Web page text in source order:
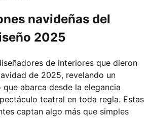
navideñas del
2025
de interiores que dieron
de 2025, revelando un
abarca desde la elegancia
teatral en toda regla. Estas
captan algo más que simples